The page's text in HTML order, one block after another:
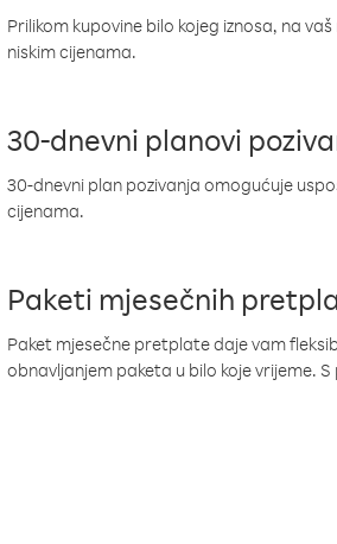
Prilikom kupovine bilo kojeg iznosa, na
niskim cijenama.
30-dnevni planovi
30-dnevni plan pozivanja omogućuje
cijenama.
Paketi mjesečnih
Paket mjesečne pretplate daje vam
obnavljanjem paketa u bilo koje vrijeme.